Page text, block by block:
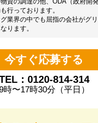
行っております。
業界の中でも屈指の会社がグ
ります。
今すぐ応募する
：0120-814-314
時〜17時30分（平日）